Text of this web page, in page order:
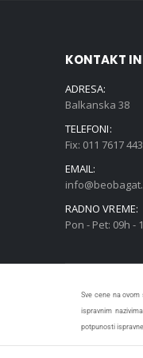
KONTAKT
ADRESA:
Balkanska 38
TELEFONI:
Fix: 011 7617
EMAIL:
RADNO VREME:
Pon - Pet: 09h -
Sve cene na
ispravnim
potpunosti ispravne.